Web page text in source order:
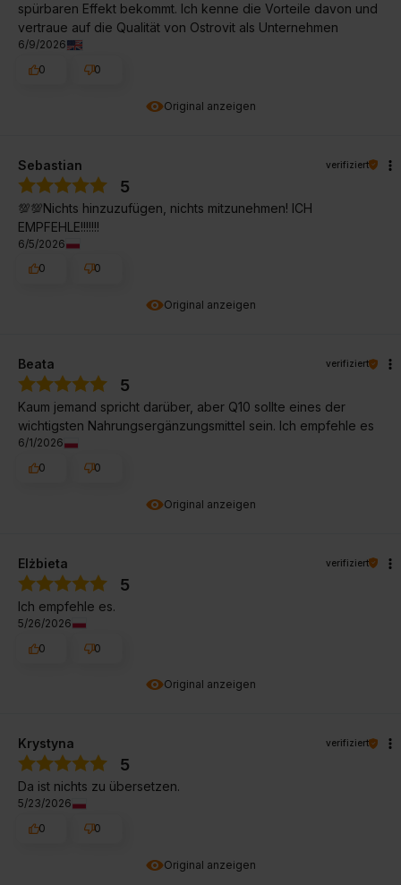
Original anzeigen
spürbaren Effekt bekommt. Ich kenne die Vorteile davon und
vertraue auf die Qualität von Ostrovit als Unternehmen
6/9/2026
0
0
Original anzeigen
Sebastian verifiziert
5
💯💯Nichts hinzuzufügen, nichts mitzunehmen! ICH
EMPFEHLE!!!!!!!
6/5/2026
0
0
Original anzeigen
Beata verifiziert
5
Kaum jemand spricht darüber, aber Q10 sollte eines der
wichtigsten Nahrungsergänzungsmittel sein. Ich empfehle es
6/1/2026
0
0
Original anzeigen
Elżbieta verifiziert
5
Ich empfehle es.
5/26/2026
0
0
Original anzeigen
Krystyna verifiziert
5
Da ist nichts zu übersetzen.
5/23/2026
0
0